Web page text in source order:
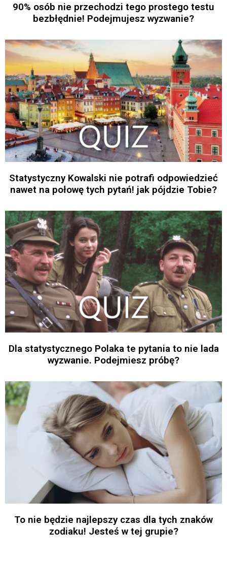
90% osób nie przechodzi tego prostego testu
bezbłędnie! Podejmujesz wyzwanie?
Statystyczny Kowalski nie potrafi odpowiedzieć
nawet na połowę tych pytań! jak pójdzie Tobie?
Dla statystycznego Polaka te pytania to nie lada
wyzwanie. Podejmiesz próbę?
To nie będzie najlepszy czas dla tych znaków
zodiaku! Jesteś w tej grupie?